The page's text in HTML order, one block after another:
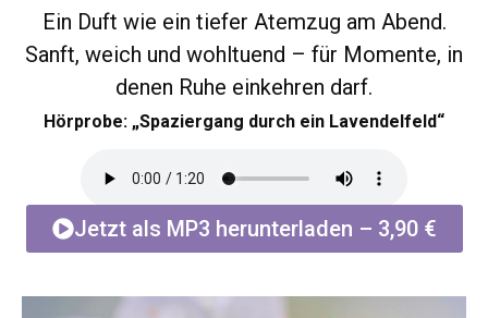
Ein Duft wie ein tiefer Atemzug am Abend.
Sanft, weich und wohltuend – für Momente, in
denen Ruhe einkehren darf.
Hörprobe: „Spaziergang durch ein Lavendelfeld“
Jetzt als MP3 herunterladen – 3,90 €